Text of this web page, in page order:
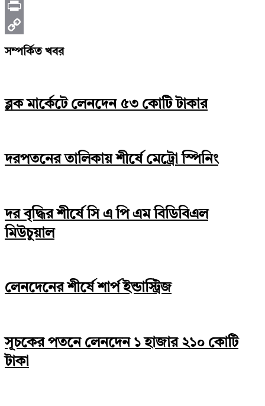
Telegram
Print
Copy
সম্পর্কিত খবর
ব্লক মার্কেটে লেনদেন ৫৩ কোটি টাকার
দরপতনের তালিকায় শীর্ষে মেট্রো স্পিনিং
দর বৃদ্ধির শীর্ষে সি এ পি এম বিডিবিএল
মিউচুয়াল
লেনদেনের শীর্ষে শার্প ইন্ডাস্ট্রিজ
সূচকের পতনে লেনদেন ১ হাজার ২১০ কোটি
টাকা